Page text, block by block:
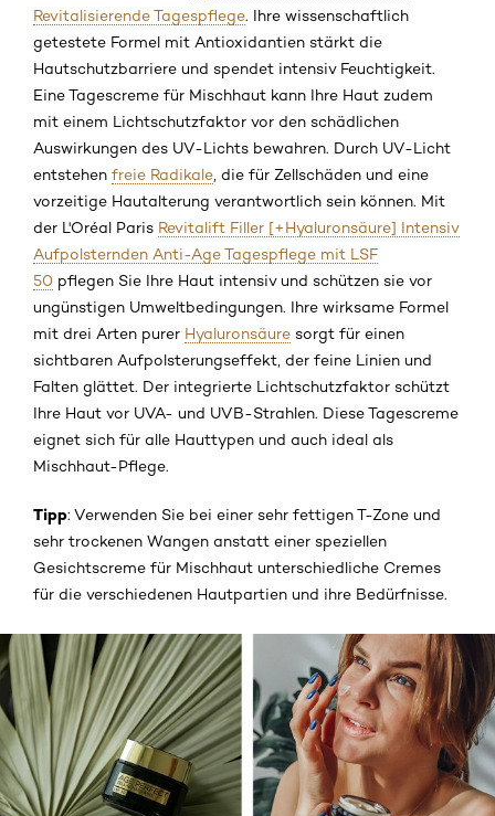
Revitalisierende Tagespflege. Ihre wissenschaftlich
getestete Formel mit Antioxidantien stärkt die
Hautschutzbarriere und spendet intensiv Feuchtigkeit.
Eine Tagescreme für Mischhaut kann Ihre Haut zudem
mit einem Lichtschutzfaktor vor den schädlichen
Auswirkungen des UV-Lichts bewahren. Durch UV-Licht
entstehen freie Radikale, die für Zellschäden und eine
vorzeitige Hautalterung verantwortlich sein können. Mit
der L'Oréal Paris Revitalift Filler [+Hyaluronsäure] Intensiv
Aufpolsternden Anti-Age Tagespflege mit LSF
50 pflegen Sie Ihre Haut intensiv und schützen sie vor
ungünstigen Umweltbedingungen. Ihre wirksame Formel
mit drei Arten purer Hyaluronsäure sorgt für einen
sichtbaren Aufpolsterungseffekt, der feine Linien und
Falten glättet. Der integrierte Lichtschutzfaktor schützt
Ihre Haut vor UVA- und UVB-Strahlen. Diese Tagescreme
eignet sich für alle Hauttypen und auch ideal als
Mischhaut-Pflege.
Tipp: Verwenden Sie bei einer sehr fettigen T-Zone und
sehr trockenen Wangen anstatt einer speziellen
Gesichtscreme für Mischhaut unterschiedliche Cremes
für die verschiedenen Hautpartien und ihre Bedürfnisse.